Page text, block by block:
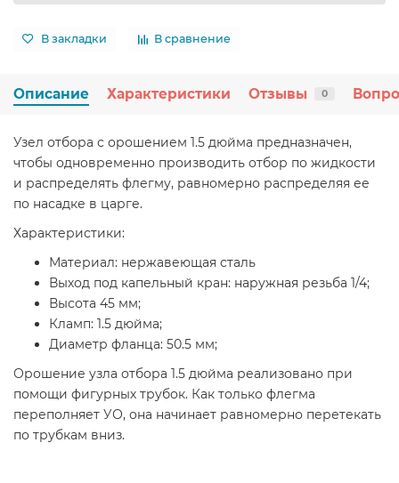
В закладки В сравнение
Описание Характеристики Отзывы 0
Узел отбора с орошением 1.5 дюйма предназначен,
чтобы одновременно производить отбор по жидкости
и распределять флегму, равномерно распределяя ее
по насадке в царге.
Характеристики:
Материал: нержавеющая сталь
Выход под капельный кран: наружная резьба 1/4;
Высота 45 мм;
Кламп: 1.5 дюйма;
Диаметр фланца: 50.5 мм;
Орошение узла отбора 1.5 дюйма реализовано при
помощи фигурных трубок. Как только флегма
переполняет УО, она начинает равномерно перетекать
по трубкам вниз.